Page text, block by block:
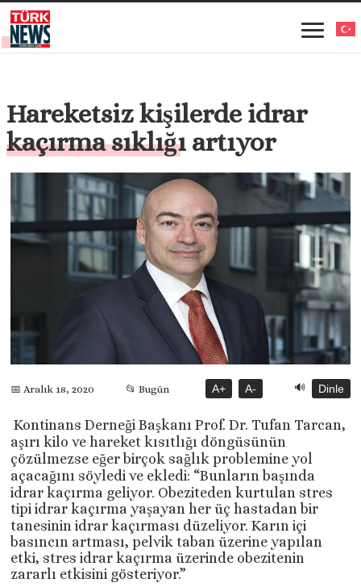
Hareketsiz kişilerde idrar
kaçırma sıklığı artıyor
📅 Aralık 18, 2020 📂 Bugün A+ A- 🔊 Dinle
Kontinans Derneği Başkanı Prof. Dr. Tufan Tarcan,
aşırı kilo ve hareket kısıtlığı döngüsünün
çözülmezse eğer birçok sağlık problemine yol
açacağını söyledi ve ekledi: “Bunların başında
idrar kaçırma geliyor. Obeziteden kurtulan stres
tipi idrar kaçırma yaşayan her üç hastadan bir
tanesinin idrar kaçırması düzeliyor. Karın içi
basıncın artması, pelvik taban üzerine yapılan
etki, stres idrar kaçırma üzerinde obezitenin
zararlı etkisini gösteriyor.”